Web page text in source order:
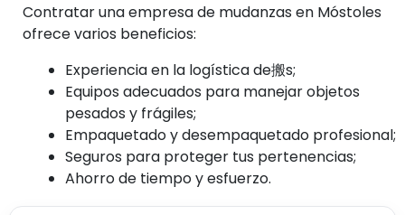
Contratar una empresa de mudanzas en Móstoles
ofrece varios beneficios:
Experiencia en la logística de搬s;
Equipos adecuados para manejar objetos
pesados y frágiles;
Empaquetado y desempaquetado profesional;
Seguros para proteger tus pertenencias;
Ahorro de tiempo y esfuerzo.